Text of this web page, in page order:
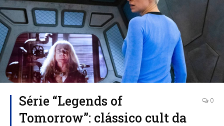
Série “Legends of
Tomorrow”: clássico cult da
0